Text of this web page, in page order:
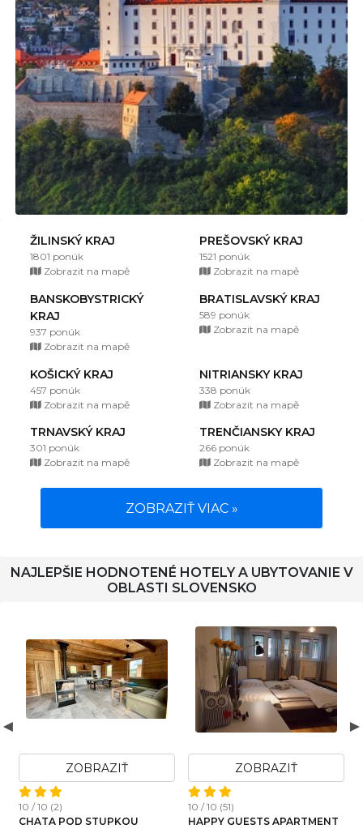
ŽILINSKÝ KRAJ
1801 ponúk
Zobrazit na mapě
PREŠOVSKÝ KRAJ
1521 ponúk
Zobrazit na mapě
BANSKOBYSTRICKÝ
KRAJ
937 ponúk
Zobrazit na mapě
BRATISLAVSKÝ KRAJ
589 ponúk
Zobrazit na mapě
KOŠICKÝ KRAJ
457 ponúk
Zobrazit na mapě
NITRIANSKY KRAJ
338 ponúk
Zobrazit na mapě
TRNAVSKÝ KRAJ
301 ponúk
Zobrazit na mapě
TRENČIANSKY KRAJ
266 ponúk
Zobrazit na mapě
ZOBRAZIŤ VIAC »
NAJLEPŠIE HODNOTENÉ HOTELY A UBYTOVANIE V
OBLASTI SLOVENSKO
ZOBRAZIŤ
10 / 10 (2)
CHATA POD STUPKOU
ZOBRAZIŤ
10 / 10 (51)
HAPPY GUESTS APARTMENT